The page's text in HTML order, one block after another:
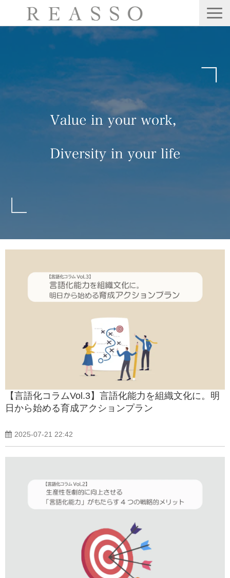
会社情報
公開・集合型研修
Webセミナー
ブログ
【言語化コラムVol.3】言語化能力を組織文化に。明
日から始める育成アクションプラン
2025-07-21 22:42